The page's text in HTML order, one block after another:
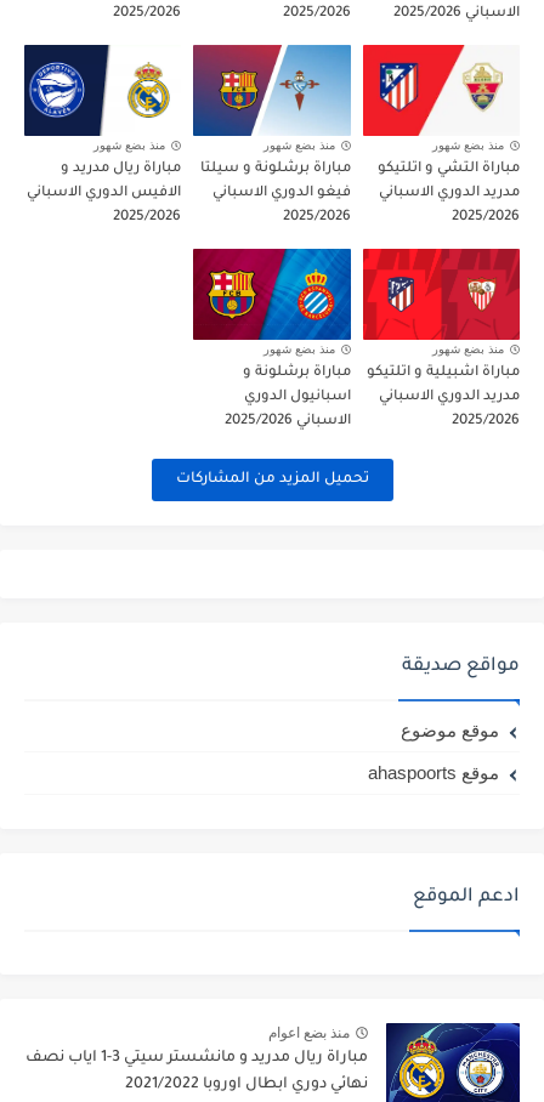
الاسباني 2025/2026
2025/2026
2025/2026
منذ بضع شهور
مباراة التشي و اتلتيكو
مدريد الدوري الاسباني
2025/2026
منذ بضع شهور
مباراة برشلونة و سيلتا
فيغو الدوري الاسباني
2025/2026
منذ بضع شهور
مباراة ريال مدريد و
الافيس الدوري الاسباني
2025/2026
منذ بضع شهور
مباراة اشبيلية و اتلتيكو
مدريد الدوري الاسباني
2025/2026
منذ بضع شهور
مباراة برشلونة و
اسبانيول الدوري
الاسباني 2025/2026
تحميل المزيد من المشاركات
مواقع صديقة
موقع موضوع
موقع ahaspoorts
ادعم الموقع
منذ بضع اعوام
مباراة ريال مدريد و مانشستر سيتي 3-1 اياب نصف
نهائي دوري ابطال اوروبا 2021/2022